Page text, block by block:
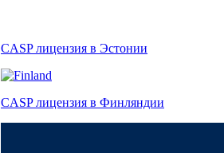
CASP лицензия в Эстонии
CASP лицензия в Финляндии